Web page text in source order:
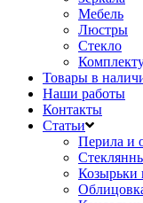
Мебель
Люстры
Стекло
Товары в
Наши работы
Контакты
Статьи
Перила и
Козырьки